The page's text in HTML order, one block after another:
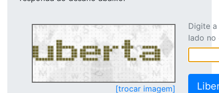
[trocar imagem]
Digite
lado no